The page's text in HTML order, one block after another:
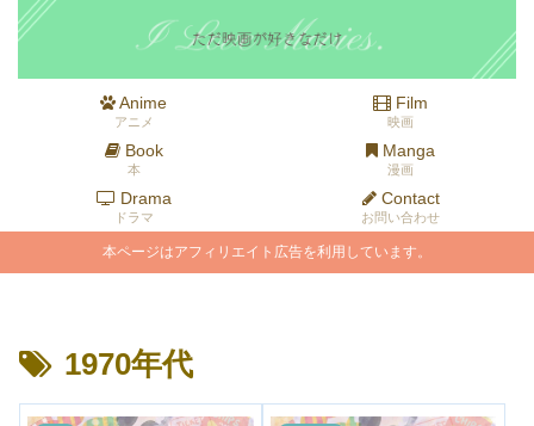
Anime
アニメ
Film
映画
Book
本
Manga
漫画
Drama
ドラマ
Contact
お問い合わせ
本ページはアフィリエイト広告を利用しています。
1970年代